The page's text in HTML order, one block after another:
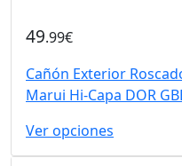
49.99€
Cañón Exterior
Marui Hi-Capa DOR
Ver opciones